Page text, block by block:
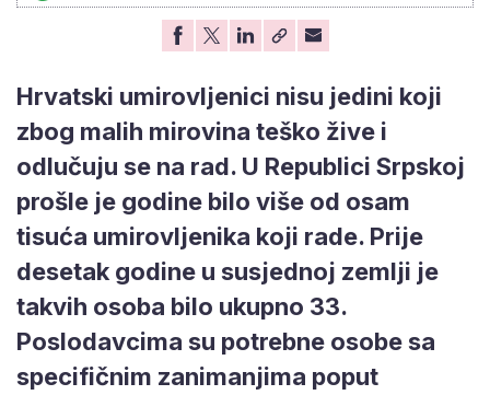
Hrvatski umirovljenici nisu jedini koji
zbog malih mirovina teško žive i
odlučuju se na rad. U Republici Srpskoj
prošle je godine bilo više od osam
tisuća umirovljenika koji rade. Prije
desetak godine u susjednoj zemlji je
takvih osoba bilo ukupno 33.
Poslodavcima su potrebne osobe sa
specifičnim zanimanjima poput